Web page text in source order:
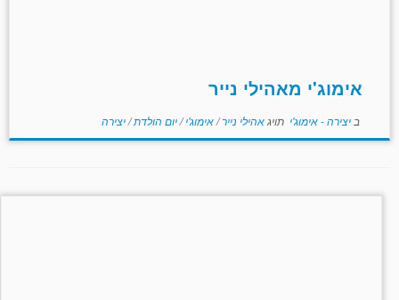
אימוג'י מאהילי נייר
ב יצירה - אימוג'י תויגאהילי נייר/אימוג'י/יום הולדת/יצירה